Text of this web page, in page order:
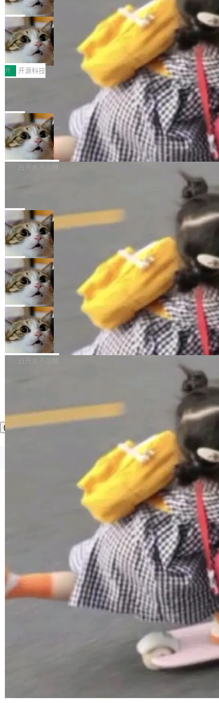
（<a href="https://bugzilla.mozilla.org/show_
bug.cgi?id=204...
orkers 跑了十年 Isolate。用 CEO Matthew Pri
nce 的话说：「我们一生都在用 Isolate 运行代
码，而 AI Agent 不需要容器，它们需要的是 Iso
late。」 容器为什么不合适 容器的问题在于启动
和销毁都太重了。一个 Agent 要执行的任务可能
只需要几毫秒的 CPU 时间，但容器从冷启动到
就绪要花数秒。如果未来有十...
诉讼，称“Apple is getting this wron
g”
上个月，苹果一纸诉状把 OpenAI 告上法庭，指
控其挖角苹果前员工并窃取商业秘密。苹果的诉
状把 OpenAI 描述成一个系统性地从前东家挖
人、套取机密信息的对手。 OpenAI 没发律师
函，也没选择庭外沉默。它在官网贴了一篇博
文，标题只有六个字：Apple is getting this wro
ng。 然后，它把邮件往来和 iMessage 聊天记
录全贴了出来。 他发错人了 苹果外部律师 Gabr
iel Gross 来自 Weil 律所，2 月 23 日下午 5:53
给 OpenAI 总法律顾问 Che Chang 发了封邮
件，附了一封长信，要求 OpenAI 配合调查前苹
果员工带走机密信...
局
HUAWEI MatePad Edge上架WorkBu
ddy鸿蒙PC版，说话就能干活的AI办公
搭子
全能AI工作台WorkBuddy鸿蒙PC版上架HUAWE
I MatePad Edge应用市场，直接下载即可使
用，与鸿蒙电脑上的体验一致。值得一提的是，
这是目前市面上唯一支持平板接入WorkBuddy P
C版的产品，搭载“人机双写”重磅功能——你写
你的，AI写AI的，同屏协作互不干扰。一句话让
AI帮你干活，现在开启全新体验！ 温馨提示：
体验WorkBuddy鸿蒙PC版前，请将 HUAWEI M
atePad Edge 升级至 HarmonyOS 6.1.0.135S
P9 patch03及以上版本。 *升级路径：设置 > 搜
开 开源科技
FFmpeg 9.0 发布：代号“Lei”，以此纪
全球知名开源多媒体框架 FFmpeg 今天正式发
布了 9.0 版本。这个版本除了带来新一代音视频
处理能力和硬件加速支持之外，还有一个特殊之
处：FFmpeg 9.0 的代号是“Lei”。 这个名字，
来自中国开发者雷霄骅（Lei Xiaohua）。 对于
很多中国音视频开发者而言，这个名字并不陌
“启蒙老师”。 而今年，恰好是雷霄骅离世十周
年。FFmpeg 社区最终选择用一个大版本的名
字，留下了这份纪念。 雷霄骅曾是中国传媒大学
数字电视技术方向的博士生，长期从事视频、音
频技...
局
亚马逊成本失控：AI 写代码烧掉 1215
万元，超预算 860%
外媒近日曝光了亚马逊的多份内部报告显示，AI
导致公司在多个项目上超支。《金融时报》报道
编写程序，目标是完成电商平台作者信息与商品
列表的数据匹配 —— 一项常规的数据处理任
务，最终却产生了 180 万美元的账单，实际支出
超出原定预算 860%。 更令人意外的是，该项目
最终并未成功落地，而高额算力消耗持续运行长
达 5 个月，公司直到财务对账时才察觉异常。这
意味着一个无人看管的 AI 程序，在近半年时间
里日夜不停地"烧钱"。 复盘显示，...
白开水不加糖
e CEO Clément Delangue 在 CNBC 的采访里
没有拐弯抹角。他说中国正在赢得 AI 竞赛，而
且按目前的速度，中国 AI 工具预计在今年底或
2027 年就能追上美国前沿实验室的水平。 Dela
ngue 把原因归结为一件事：开放协作。中国的
AI 开发者在一个共享和协作的生态里加速迭代，
而美国模型厂商在"闭门造车"。他的原话是 "buil
ding in silos"——各自为战，互不通气。 这个判
断从他嘴里说出来分量不同。Hugging Face 是
全球最大的开源 AI 平台，上面跑着上百万个模
型。谁在开源赛道上领先，...
局
当 AI agent 把源码变成了最好的扩展系
统，开发者工具必须开源
五年前，David Crawshaw 问过很多软件工程师
一个问题：你写过什么给自己用的程序？答案几
乎都是没有。工程师们整天用别人写的程序写程
序给别人用。偶尔有人自己写个博客系统、智能
家居控制、家庭实验室，都算稀奇事。 Crawsh
aw 是 Shelley 的作者，一个开源 AI coding age
nt。他最近在博客上写了一篇文章，核心论点很
简单：开发者工具必须开源。 理由不是传统的自
由软件情怀，而是一个跟 AI agent 直接相关的
技术判断。 两行 prompt 就能个性化任何软件 C
局
DeepSeek Harness 宣布内测邀请，全
网最大规模开源 Agent 路演现场诞生
一条内测招募帖，发出去的时候大概没人想到它
会变成一场开源 Agent 生态的路演。 8月1日，
DeepSeek Harness 团队负责人崔添翼（tiany
i）在 X 上发帖： 「如果你是 Agent Harness 相
关开源项目的开发者，希望参加 DeepSeek Har
ness 的内测，可以回复或私信联系我。请附上
Harness 负责把能力落到真实环境中——调用工
具、读写文件、管理上下文、处理错误、完成闭
环。崔添翼招人的标...
局
商汤 SenseNova U1.5-Lite-Preview
开源
商汤科技宣布面向社区开源轻量级统一多模态模
型的预览版本 SenseNova U1.5-Lite-Preview。
理解、推理、生成与编辑，还仅以 8B-MoT 的轻
量大小，将能力推进到4K、更精细的真实质感、
更复杂的视觉控制和可持续迭代编辑。 相比 U
1，U1.5-Lite-Preview 在以下方向上带来了显著
提升： 原生支持4K图像生成； 更精细的局部纹
理、细节与真实世界质感； 更准确的中英文文字
生成与复杂版式组织； 更稳定的图...
白开水不加糖
©OSCHINA(OSChina.NET) 京ICP备2025119063号